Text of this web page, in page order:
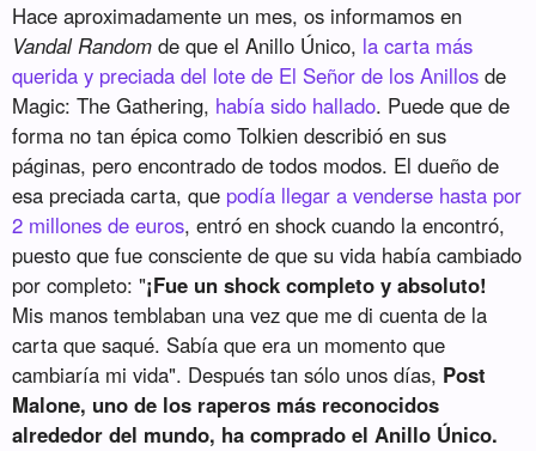
Hace aproximadamente un mes, os informamos en
Vandal Random de que el Anillo Único, la carta más
querida y preciada del lote de El Señor de los Anillos de
Magic: The Gathering, había sido hallado. Puede que de
forma no tan épica como Tolkien describió en sus
páginas, pero encontrado de todos modos. El dueño de
esa preciada carta, que podía llegar a venderse hasta por
2 millones de euros, entró en shock cuando la encontró,
puesto que fue consciente de que su vida había cambiado
por completo: "¡Fue un shock completo y absoluto!
Mis manos temblaban una vez que me di cuenta de la
carta que saqué. Sabía que era un momento que
cambiaría mi vida". Después tan sólo unos días, Post
Malone, uno de los raperos más reconocidos
alrededor del mundo, ha comprado el Anillo Único.